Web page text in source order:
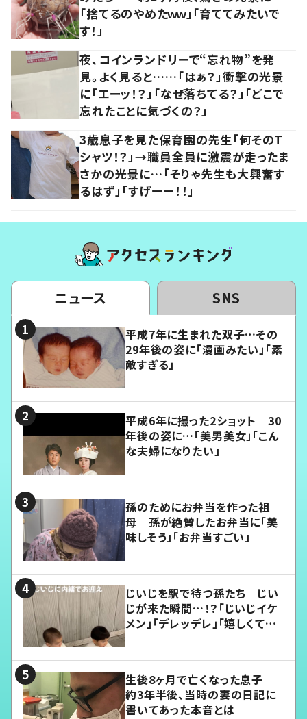
「捨てるのやめたｗｗ」「育ててみたいで
す！」
夜、コインランドリーで“忘れ物”を発
見。よく見ると……「はぁ？」衝撃の光景
に「エーッ！？」「なぜ落ちてる？」「どこで
忘れたことに気づくの？」
3歳息子を見た保育園の先生「何そのT
シャツ！？」→職員全員に激震が走ったま
さかの光景に…「そりゃ先生も大興奮す
るはず」「すげーー！！」
ニュース SNS
平成7年に生まれた双子…その
29年後の姿に「漫画みたい」「素
敵すぎる」
平成6年に撮った2ショット 30
年後の姿に…「美男美女」「こん
な夫婦になりたい」
孫のためにお弁当を作った祖
母 孫が絶賛したお弁当に「美
味しそう」「お弁当すごい」
じいじを駅で待つ孫たち じい
じが来た瞬間…！？「じいじイケ
メン」「デレッデレ」「嬉しくて可
生後8ヶ月で亡くなった息子
約3年半後、当時の妻の日記に
書いてあった本音とは